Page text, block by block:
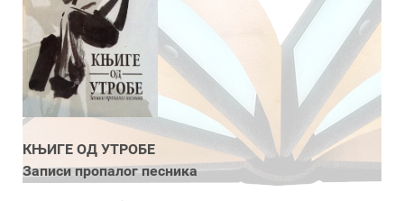
КЊИГЕ ОД УТРОБЕ
Записи пропалог песника